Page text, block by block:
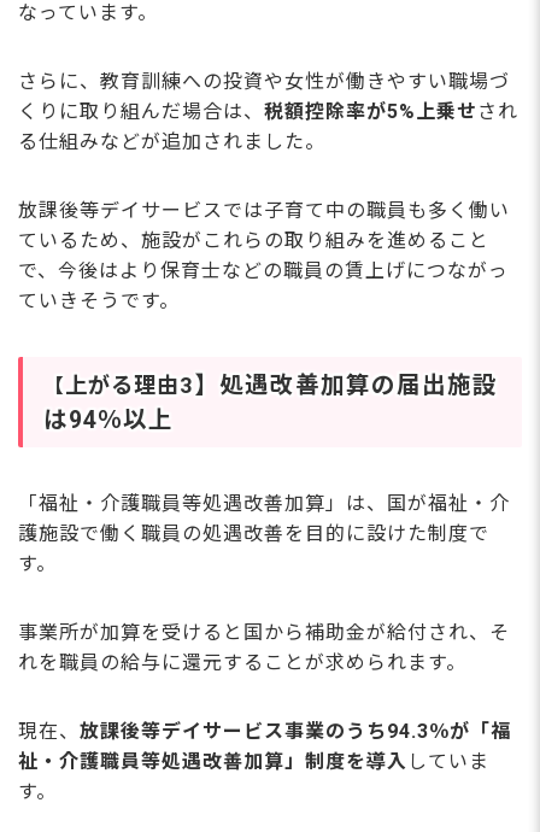
なっています。
さらに、教育訓練への投資や女性が働きやすい職場づ
くりに取り組んだ場合は、 税額控除率が5%上乗せ され
る仕組みなどが追加されました。
放課後等デイサービスでは子育て中の職員も多く働い
ているため、施設がこれらの取り組みを進めること
で、今後はより保育士などの職員の賃上げにつながっ
ていきそうです。
【上がる理由3】処遇改善加算の届出施設
は94％以上
「福祉・介護職員等処遇改善加算」は、国が福祉・介
護施設で働く職員の処遇改善を目的に設けた制度で
す。
事業所が加算を受けると国から補助金が給付され、そ
れを職員の給与に還元することが求められます。
現在、 放課後等デイサービス事業のうち94.3％が「福
祉・介護職員等処遇改善加算」制度を導入 していま
す。